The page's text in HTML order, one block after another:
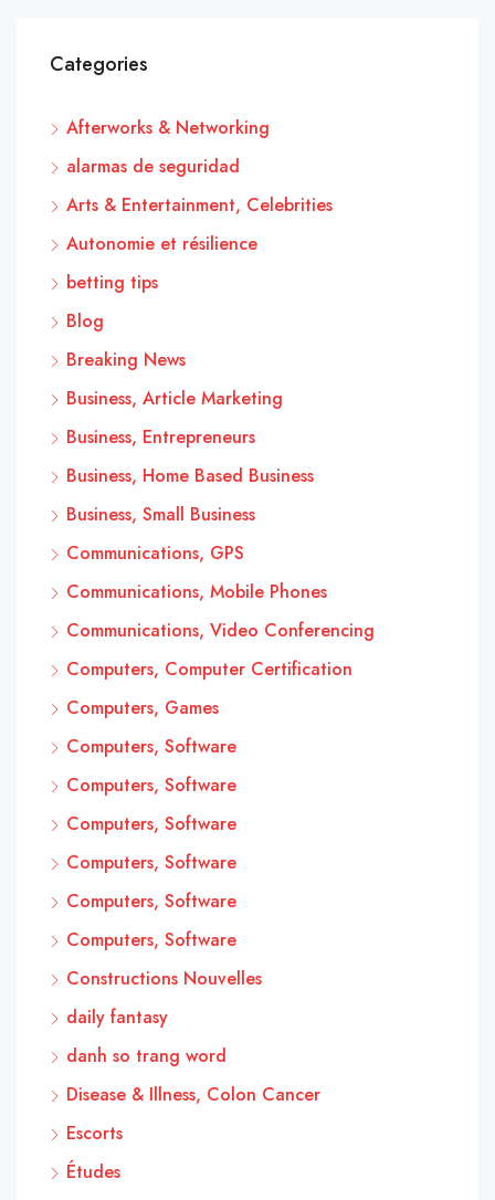
Categories
Afterworks & Networking
alarmas de seguridad
Arts & Entertainment, Celebrities
Autonomie et résilience
betting tips
Blog
Breaking News
Business, Article Marketing
Business, Entrepreneurs
Business, Home Based Business
Business, Small Business
Communications, GPS
Communications, Mobile Phones
Communications, Video Conferencing
Computers, Computer Certification
Computers, Games
Computers, Software
Computers, Software
Computers, Software
Computers, Software
Computers, Software
Computers, Software
Constructions Nouvelles
daily fantasy
danh so trang word
Disease & Illness, Colon Cancer
Escorts
Études